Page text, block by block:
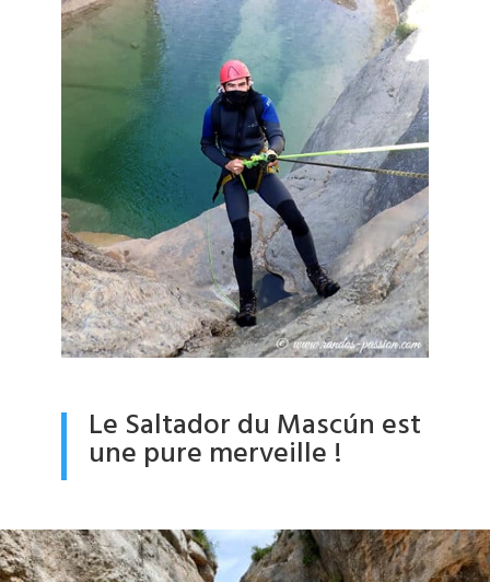
Le Saltador du Mascún est
une pure merveille !